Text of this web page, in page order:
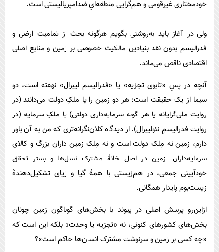
خودمختاری غیرقومی و هم‌گرایی منطقه‌ایِ ضدامپریالیستی است.
ولی در آغاز باید به‌روشنی بگویم هرگونه بحث از تمامیت ارضی و
فدرالیسم بدون نقد بنیادین مالکیت خصوصی بر زمین و منابع اصلی
اقتصادی ناقص می‌ماند.
آنچه در پسِ «تابوی تجزیه» یا «فدرالیسم لیبرال» نهفته است، دو
سیما از یک حقیقت است: هر دو زمین را یا ملکِ دولت می‌دانند (در
روایت ملی‌گرایانه یا هر گونه سرمایه‌داری دولتی) یا ملکِ سرمایه (در
روایت فدرالیسمِ نئولیبرال). از دیدگاه کلان‌نگرانه‌تری که من به آن باور
دارم، زمین نه مِلک دولت است و نه مِلک زمین داران بزرگ و کالای
سرمایه‌داران. زمین در اصل خانۀ مشترک نسل‌ها و بستر تحقق
خودآیینی جمعی، در هم‌زیستی با همۀ‌ گیا و زیای تشکیل‌دهندۀ
زیست‌بوم پایدار همگانی.
ازاین‌رو پرسش اصلی در پیوند با بخش‌های گوناگون زمین چونان
بخش‌های کشورهای کنونی، نه «تجزیه یا وحدت» بلکه این است که
«چه کسی بر زمین و سرنوشت مشترک انسان‌ها حاکم است»؟